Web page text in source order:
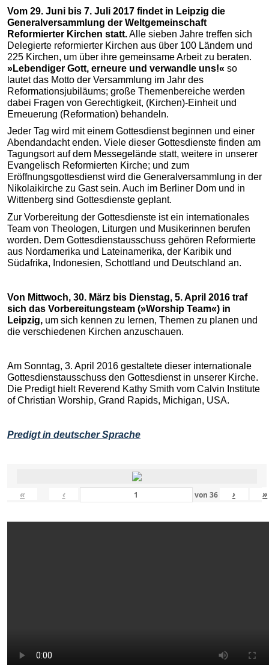
Vom 29. Juni bis 7. Juli 2017 findet in Leipzig die
Generalversammlung der Weltgemeinschaft
Reformierter Kirchen statt.Alle sieben Jahre treffen sich
Delegierte reformierter Kirchen aus über 100 Ländern und
225 Kirchen, um über ihre gemeinsame Arbeit zu beraten.
»Lebendiger Gott, erneure und verwandle uns!« so
lautet das Motto der Versammlung im Jahr des
Reformationsjubiläums; große Themenbereiche werden
dabei Fragen von Gerechtigkeit, (Kirchen)-Einheit und
Erneuerung (Reformation) behandeln.
Jeder Tag wird mit einem Gottesdienst beginnen und einer
Abendandacht enden. Viele dieser Gottesdienste finden am
Tagungsort auf dem Messegelände statt, weitere in unserer
Evangelisch Reformierten Kirche; und zum
Eröffnungsgottesdienst wird die Generalversammlung in der
Nikolaikirche zu Gast sein. Auch im Berliner Dom und in
Wittenberg sind Gottesdienste geplant.
Zur Vorbereitung der Gottesdienste ist ein internationales
Team von Theologen, Liturgen und Musikerinnen berufen
worden. Dem Gottesdienstausschuss gehören Reformierte
aus Nordamerika und Lateinamerika, der Karibik und
Südafrika, Indonesien, Schottland und Deutschland an.
Von Mittwoch, 30. März bis Dienstag, 5. April 2016 traf
sich das Vorbereitungsteam (»Worship Team«) in
Leipzig, um sich kennen zu lernen, Themen zu planen und
die verschiedenen Kirchen anzuschauen.
Am Sonntag, 3. April 2016 gestaltete dieser internationale
Gottesdienstausschuss den Gottesdienst in unserer Kirche.
Die Predigt hielt Reverend Kathy Smith vom Calvin Institute
of Christian Worship, Grand Rapids, Michigan, USA.
Predigt in deutscher Sprache
« ‹ von 36 › »